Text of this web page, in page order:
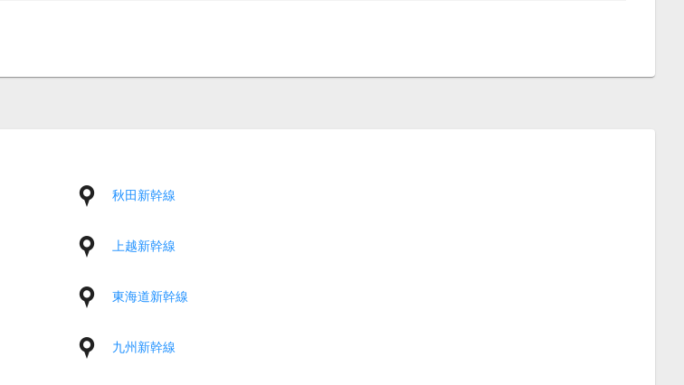
秋田新幹線
上越新幹線
東海道新幹線
九州新幹線